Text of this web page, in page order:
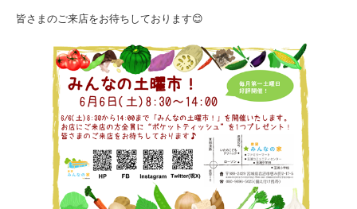
皆さまのご来店をお待ちしております😊